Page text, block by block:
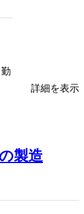
詳細を表示
製造